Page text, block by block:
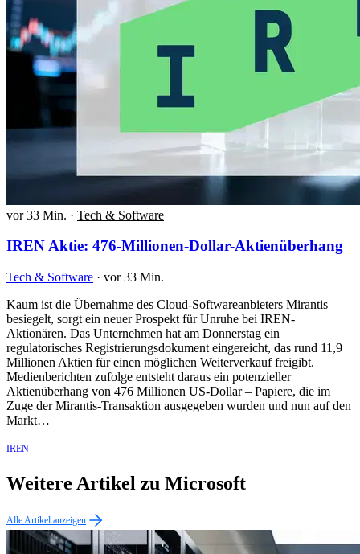
vor 33 Min. · Tech & Software
IREN Aktie: 476-Millionen-Dollar-Aktienüberhang
Tech & Software · vor 33 Min.
Kaum ist die Übernahme des Cloud-Softwareanbieters Mirantis
besiegelt, sorgt ein neuer Prospekt für Unruhe bei IREN-
Aktionären. Das Unternehmen hat am Donnerstag ein
regulatorisches Registrierungsdokument eingereicht, das rund 11,9
Millionen Aktien für einen möglichen Weiterverkauf freigibt.
Medienberichten zufolge entsteht daraus ein potenzieller
Aktienüberhang von 476 Millionen US-Dollar – Papiere, die im
Zuge der Mirantis-Transaktion ausgegeben wurden und nun auf den
Markt…
IREN
Weitere Artikel zu Microsoft
Alle Artikel anzeigen